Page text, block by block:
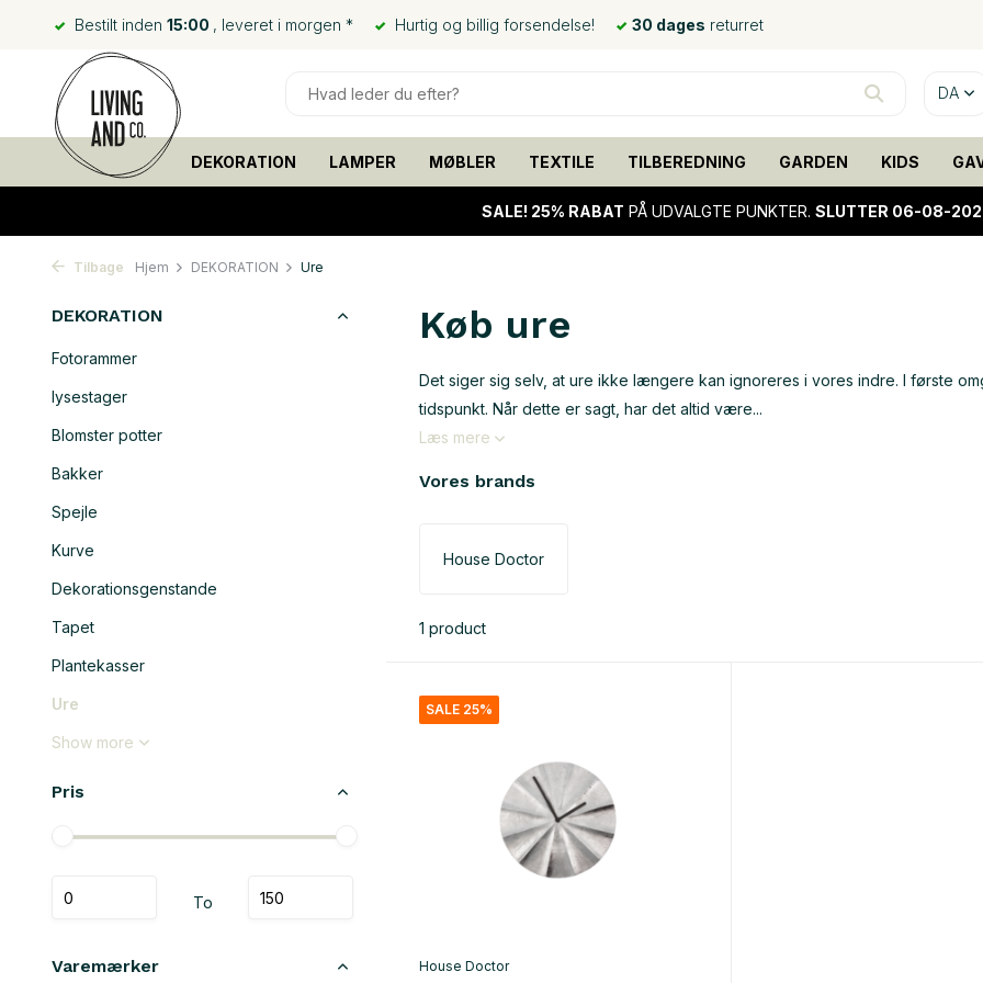
Bestilt inden 15:00 , leveret i morgen * Hurtig og billig forsendelse! 30 dages returret
DA
DEKORATION LAMPER MØBLER TEXTILE TILBEREDNING GARDEN KIDS
SALE! 25% RABAT PÅ UDVALGTE PUNKTER. SLUTTER 06-08-
Tilbage Hjem DEKORATION Ure
DEKORATION
Fotorammer
lysestager
Blomster potter
Bakker
Spejle
Kurve
Dekorationsgenstande
Tapet
Plantekasser
Ure
Show more
Pris
To
Varemærker
Køb ure
Det siger sig selv, at ure ikke længere kan ignoreres i vores indre. I første
tidspunkt. Når dette er sagt, har det altid være...
Læs mere
Vores brands
House Doctor
1 product
SALE 25%
House Doctor